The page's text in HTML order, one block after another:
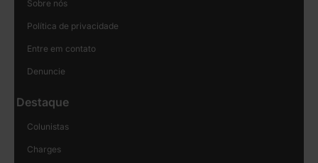
Sobre nós
Política de privacidade
Entre em contato
Denuncie
Destaque
Colunistas
Charges